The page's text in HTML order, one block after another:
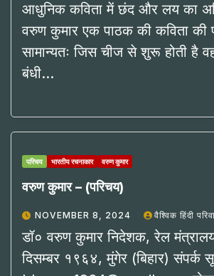
आधुनिक कविता में छंद और लय का
वरुण कुमार एक पाठक की कविता की
सामान्यतः जिस चीज से शुरू होती है
बंधी…
परिचय भारतीय रचनाकार वरुण कुमार
वरुण कुमार – (परिचय)
NOVEMBER 8, 2024 वैश्विक हिंदी
डॉ० वरुण कुमार निदेशक, रेल
दिसम्बर १९६४, मुंगेर (बिहार) संपर्क